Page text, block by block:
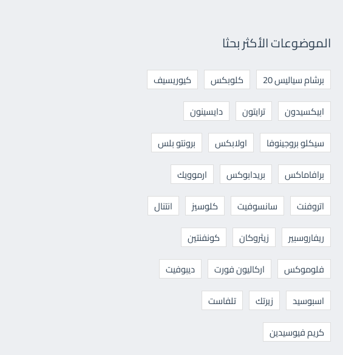
الموضوعات الأكثر بحثا
برشام سياليس 20 كلوبكس
كيوريسيف
ابيكسيدون
ترايتون
دايسينون
سيكلو بروجينوفا
اولابكس
برونتو بلس
برافاماكس
بريدابوكس
ارموويك
اتروفنت
سانسوفيت كلوسيز
انتنال
ريفاروسبير
زيثروكان
كونفنتين
فلوموكس
اركاليون فورت
ديبوفيت
اسبوسيد
زيرتك
تلفاست
كريم فيوسيدين